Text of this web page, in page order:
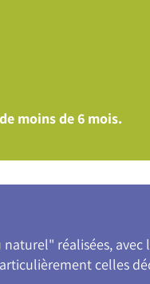
moins de 6 mois.
réalisées,
celles